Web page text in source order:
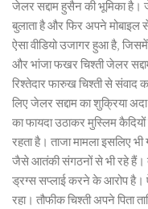
जेलर सद्दाम हुसैन की भूमिका है।
बुलाता है और फिर अपने मोबाइल
ऐसा वीडियो उजागर हुआ है,
और भांजा फखर चिश्ती जेलर
रिश्तेदार फारुख चिश्ती से संवाद
लिए जेलर सद्दाम का शुक्रिया
का फायदा उठाकर मुस्लिम कैदियों
रहता है। ताजा मामला इसलिए
जैसे आतंकी संगठनों से भी रहे हैं।
ड्रग्स सप्लाई करने के आरोप है।
रहा। तौफीक चिश्ती अपने पिता